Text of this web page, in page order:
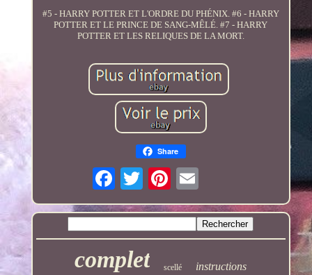
#5 - HARRY POTTER ET L'ORDRE DU PHÉNIX. #6 - HARRY
POTTER ET LE PRINCE DE SANG-MÊLÉ. #7 - HARRY
POTTER ET LES RELIQUES DE LA MORT.
Share
complet scellé instructions